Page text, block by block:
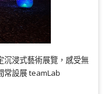
沉浸式藝術展覽，感受無
常設展 teamLab